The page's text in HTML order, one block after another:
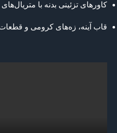
کاورهای تزئینی بدنه با
قاب آینه، زه‌های کرومی و قطعات